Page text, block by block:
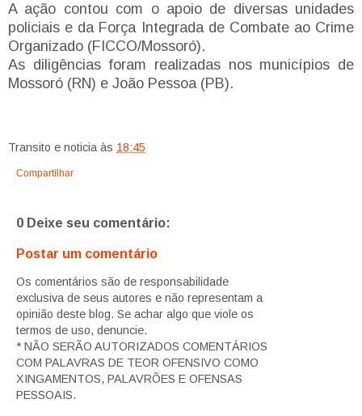
A ação contou com o apoio de diversas unidades
policiais e da Força Integrada de Combate ao Crime
Organizado (FICCO/Mossoró).
As diligências foram realizadas nos municípios de
Mossoró (RN) e João Pessoa (PB).
Transito e noticia às 18:45
Compartilhar
0 Deixe seu comentário:
Postar um comentário
Os comentários são de responsabilidade
exclusiva de seus autores e não representam a
opinião deste blog. Se achar algo que viole os
termos de uso, denuncie.
* NÃO SERÃO AUTORIZADOS COMENTÁRIOS
COM PALAVRAS DE TEOR OFENSIVO COMO
XINGAMENTOS, PALAVRÕES E OFENSAS
PESSOAIS.